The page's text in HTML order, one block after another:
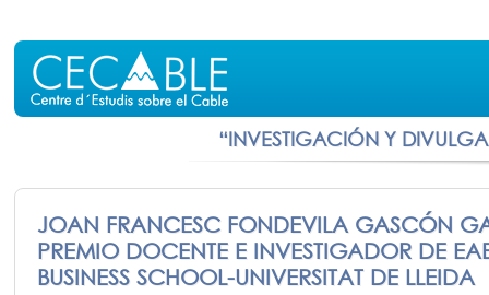
“INVESTIGACIÓN Y
JOAN FRANCESC FONDEVILA GASCÓN
PREMIO DOCENTE E INVESTIGADOR DE
BUSINESS SCHOOL-UNIVERSITAT DE LLEIDA